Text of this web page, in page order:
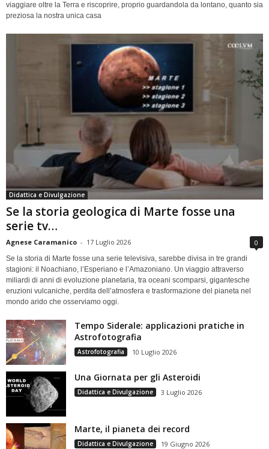
viaggiare oltre la Terra e riscoprire, proprio guardandola da lontano, quanto sia
preziosa la nostra unica casa
Didattica e Divulgazione
Se la storia geologica di Marte fosse una
serie tv…
Agnese Caramanico - 17 Luglio 2026 0
Se la storia di Marte fosse una serie televisiva, sarebbe divisa in tre grandi
stagioni: il Noachiano, l’Esperiano e l’Amazoniano. Un viaggio attraverso
miliardi di anni di evoluzione planetaria, tra oceani scomparsi, gigantesche
eruzioni vulcaniche, perdita dell’atmosfera e trasformazione del pianeta nel
mondo arido che osserviamo oggi.
Tempo Siderale: applicazioni pratiche in
Astrofotografia
Astrofotografia 10 Luglio 2026
Una Giornata per gli Asteroidi
Didattica e Divulgazione 3 Luglio 2026
Marte, il pianeta dei record
Didattica e Divulgazione 19 Giugno 2026